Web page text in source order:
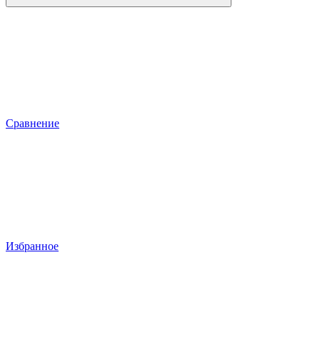
Сравнение
Избранное